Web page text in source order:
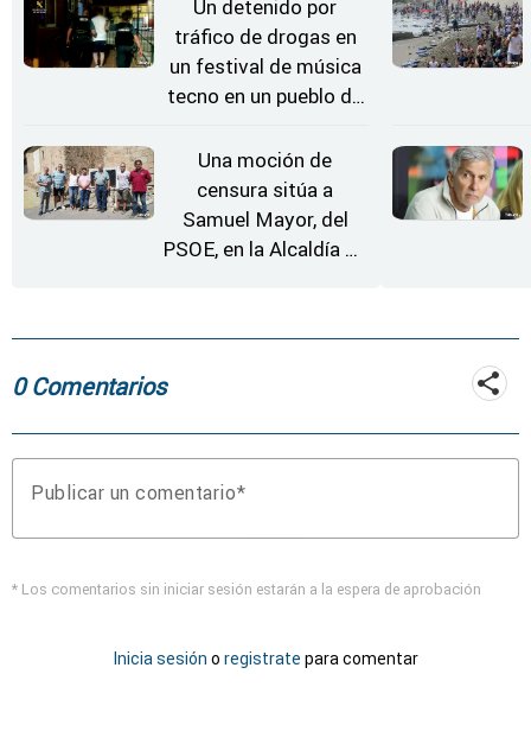
Un detenido por
tráfico de drogas en
un festival de música
tecno en un pueblo de
Una moción de
censura sitúa a
Samuel Mayor, del
PSOE, en la Alcaldía de
0 Comentarios
Publicar un comentario
* Los comentarios sin iniciar sesión estarán a la espera de aprobación
Inicia sesión o registrate para comentar